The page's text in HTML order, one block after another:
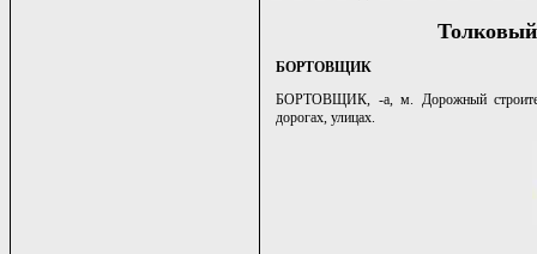
БОРТОВЩИК
БОРТОВЩИК, -а, м. Дорожный
дорогах, улицах.